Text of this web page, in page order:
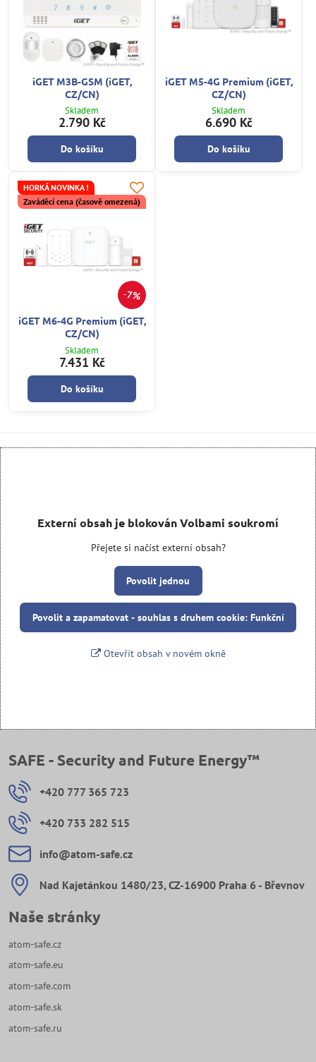
iGET M3B-GSM (iGET,
CZ/CN)
Skladem
2.790 Kč
Do košíku
iGET M5-4G Premium (iGET,
CZ/CN)
Skladem
6.690 Kč
Do košíku
7%
HORKÁ NOVINKA !
Zaváděcí cena (časově omezená)
iGET M6-4G Premium (iGET,
CZ/CN)
Skladem
7.431 Kč
Do košíku
Externí obsah je blokován Volbami soukromí
Přejete si načíst externí obsah?
Povolit jednou
Povolit a zapamatovat - souhlas s druhem cookie: Funkční
Otevřít obsah v novém okně
SAFE - Security and Future Energy™
+420 777 365 723
+420 733 282 515
info​@atom-safe​.cz
Nad Kajetánkou 1480/23, CZ-16900 Praha 6 - Břevnov
Naše stránky
atom-safe.cz
atom-safe.eu
atom-safe.com
atom-safe.sk
atom-safe.ru